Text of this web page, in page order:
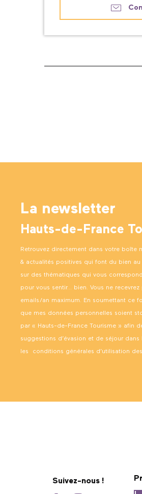
La newsletter
Hauts-de-France
Retrouvez directement dans votre boîte
& actualités positives qui font du bien au
sur des thématiques qui vous
pour vous sentir… bien. Vous ne recevrez
emails/an maximum. En soumettant ce
que mes données personnelles soient
par « Hauts-de-France Tourisme » afin
suggestions d’évasion et de séjour dans
les conditions générales d’utilisation
Suivez-nous !